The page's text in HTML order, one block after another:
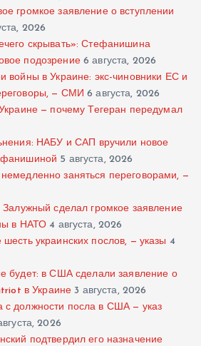
громкое заявление о вступлении
2026
скрывать»: Стефанишина
подозрение 6 августа, 2026
войны в Украине: экс-чиновники ЕС и
— СМИ 6 августа, 2026
— почему Тегеран передумал
НАБУ и САП вручили новое
5 августа, 2026
заняться переговорами, —
Залужный сделал громкое заявление
в НАТО 4 августа, 2026
украинских послов, — указы 4
будет: в США сделали заявление о
в Украине 3 августа, 2026
должности посла в США — указ
2026
подтвердил его назначение